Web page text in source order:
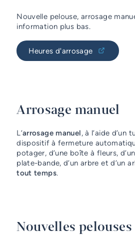
Nouvelle pelouse, arrosage
information plus bas.
Heures d'arrosage
Arrosage manuel
L’arrosage manuel, à l’aide d’un
dispositif à fermeture
potager, d’une boîte à fleurs,
plate-bande, d’un arbre et d’un
tout temps.
Nouvelles pelouses